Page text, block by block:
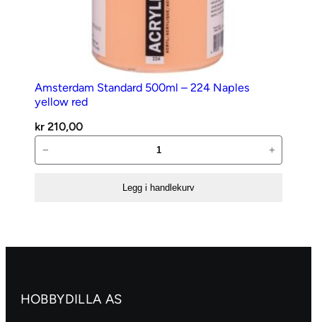
Amsterdam Standard 500ml – 224 Naples
yellow red
kr 210,00
Standard
yellow
− +
Legg i handlekurv
HOBBYDILLA AS